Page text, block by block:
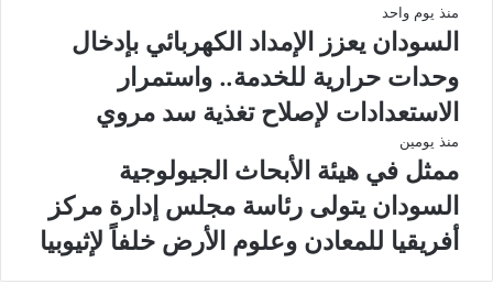
منذ يوم واحد
السودان يعزز الإمداد الكهربائي بإدخال
وحدات حرارية للخدمة.. واستمرار
الاستعدادات لإصلاح تغذية سد مروي
منذ يومين
ممثل في هيئة الأبحاث الجيولوجية
السودان يتولى رئاسة مجلس إدارة مركز
أفريقيا للمعادن وعلوم الأرض خلفاً لإثيوبيا